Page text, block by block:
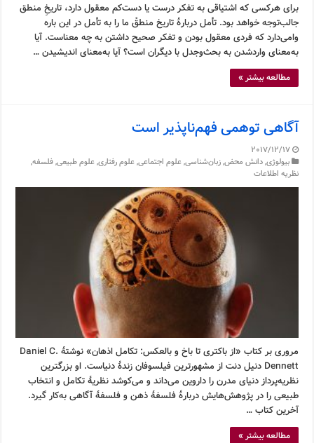
برای هرکسی که اشتیاقی به تفکر درست یا دست‌کم معقول دارد، تاریخِ منطق
جالب‌توجه خواهد بود. تأمل دربارۀ تاریخ منطقْ ما را به تأمل در این باره
وامی‌دارد که فردی معقول بودن و تفکر صحیح داشتن به چه معناست. آیا
به‌معنای وارد‌شدن به بحث‌وجدل با دیگران است؟ آیا به‌معنای اندیشیدن …
مطالعه بیشتر »
آگاهی توهمی فهم‌ناپذیر است
2017/12/17
بیولوژی,دانش محض,زبان‌شناسی,علوم اجتماعی,علوم رفتاری,علوم طبیعی,فلسفه,
نظریه اطلاعات
مروری بر کتاب «از باکتری تا باخ و بالعکس: تکامل اذهان» نوشتۀ Daniel C.
Dennett دنیل دنت از مشهورترین فیلسوفان زندۀ دنیاست. او بزرگترین
نظریه‌پرداز دنیای مدرن را داروین می‌داند و می‌کوشد نظریۀ تکامل و انتخاب
طبیعی را در پژوهش‌هایش دربارۀ فلسفۀ ذهن و فلسفۀ آگاهی به‌کار گیرد.
آخرین کتاب …
مطالعه بیشتر »